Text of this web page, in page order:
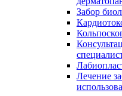
Забор
Лечение